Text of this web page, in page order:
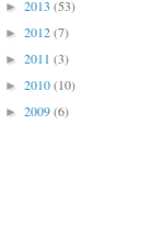
► 2013 (53)
► 2012(7)
► 2011 (3)
► 2010(10)
► 2009(6)